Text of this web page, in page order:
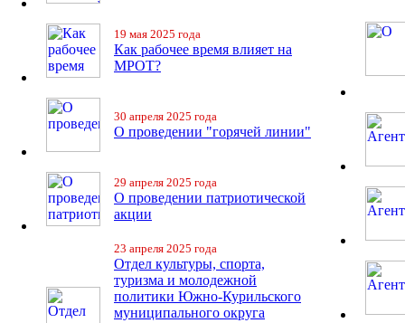
19 мая 2025 года
Как рабочее время влияет на
МРОТ?
30 апреля 2025 года
О проведении "горячей линии"
29 апреля 2025 года
О проведении патриотической
акции
23 апреля 2025 года
Отдел культуры, спорта,
туризма и молодежной
политики Южно-Курильского
муниципального округа